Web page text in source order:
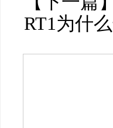
RT1为什